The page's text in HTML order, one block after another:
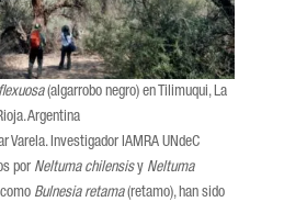
(algarrobo negro) en Tilimuqui, La
Argentina
Varela. Investigador IAMRA UNdeC
por Neltuma chilensisy Neltuma
Bulnesia retama(retamo), han sido